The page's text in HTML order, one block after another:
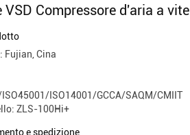
VSD Compressore d'aria a vite
Fujian, Cina
ISO14001/GCCA/SAQM/CMIIT
ZLS-100Hi+
e spedizione